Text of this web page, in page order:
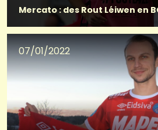
Mercato : des Rout Léiwen en
07/01/2022